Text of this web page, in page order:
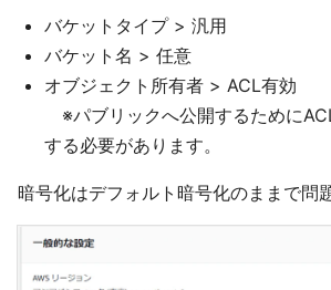
バケットタイプ > 汎用
バケット名 > 任意
オブジェクト所有者 > ACL有効
※パブリックへ公開するために
する必要があります。
暗号化はデフォルト暗号化のままで問